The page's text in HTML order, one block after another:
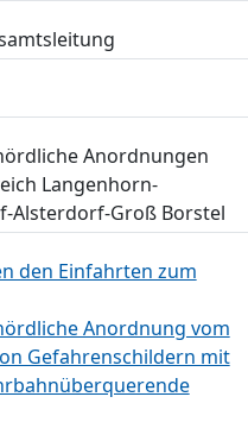
Anordnungen
Langenhorn-
Alsterdorf-Groß Borstel
den Einfahrten zum
Anordnung vom
Gefahrenschildern mit